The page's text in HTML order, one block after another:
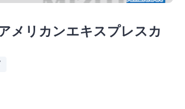
メリカンエキスプレスカ